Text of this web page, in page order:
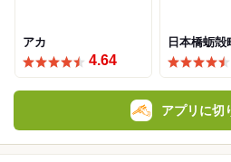
アカ
4.64
日本橋蛎殻
アプリに切